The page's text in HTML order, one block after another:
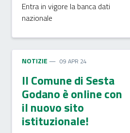
Entra in vigore la banca dati
nazionale
NOTIZIE 09 APR 24
Il Comune di Sesta
Godano è online con
il nuovo sito
istituzionale!